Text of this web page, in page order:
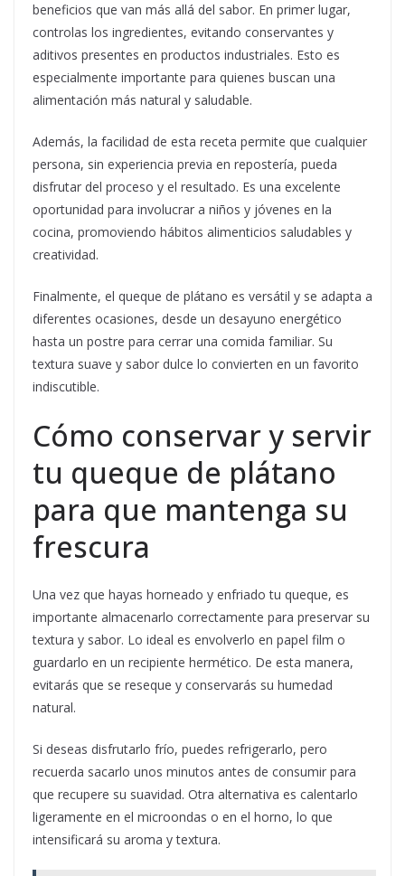
beneficios que van más allá del sabor. En primer lugar,
controlas los ingredientes, evitando conservantes y
aditivos presentes en productos industriales. Esto es
especialmente importante para quienes buscan una
alimentación más natural y saludable.
Además, la facilidad de esta receta permite que cualquier
persona, sin experiencia previa en repostería, pueda
disfrutar del proceso y el resultado. Es una excelente
oportunidad para involucrar a niños y jóvenes en la
cocina, promoviendo hábitos alimenticios saludables y
creatividad.
Finalmente, el queque de plátano es versátil y se adapta a
diferentes ocasiones, desde un desayuno energético
hasta un postre para cerrar una comida familiar. Su
textura suave y sabor dulce lo convierten en un favorito
indiscutible.
Cómo conservar y servir
tu queque de plátano
para que mantenga su
frescura
Una vez que hayas horneado y enfriado tu queque, es
importante almacenarlo correctamente para preservar su
textura y sabor. Lo ideal es envolverlo en papel film o
guardarlo en un recipiente hermético. De esta manera,
evitarás que se reseque y conservarás su humedad
natural.
Si deseas disfrutarlo frío, puedes refrigerarlo, pero
recuerda sacarlo unos minutos antes de consumir para
que recupere su suavidad. Otra alternativa es calentarlo
ligeramente en el microondas o en el horno, lo que
intensificará su aroma y textura.